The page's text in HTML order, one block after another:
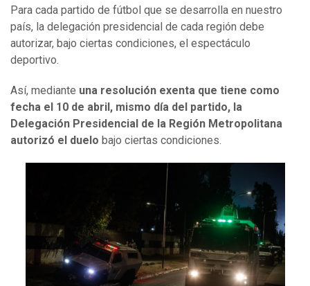
Para cada partido de fútbol que se desarrolla en nuestro
país, la delegación presidencial de cada región debe
autorizar, bajo ciertas condiciones, el espectáculo
deportivo.
Así, mediante una resolución exenta que tiene como
fecha el 10 de abril, mismo día del partido, la
Delegación Presidencial de la Región Metropolitana
autorizó el duelo bajo ciertas condiciones.